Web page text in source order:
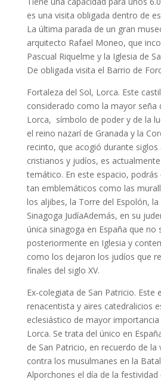
es una visita obligada dentro de
La última parada de un gran
arquitecto Rafael Moneo, que
Pascual Riquelme y la Iglesia de
De obligada visita el Barrio de
Fortaleza del Sol, Lorca. Este
considerado como la mayor seña
Lorca, símbolo de poder y de la
el reino nazarí de Granada y la
recinto, que acogió durante siglos
cristianos y judíos, es
temático. En este espacio,
tan emblemáticos como las
los aljibes, la Torre del Espolón,
Sinagoga JudíaAdemás, en su
única sinagoga en España que no
posteriormente en Iglesia y
como los dejaron los judíos que
finales del siglo XV.
Ex-colegiata de San Patricio. Este
renacentista y aires catedralicios
eclesiástico de mayor
Lorca. Se trata del único en
de San Patricio, en recuerdo de la
contra los musulmanes en la
Alporchones el día de la festividad